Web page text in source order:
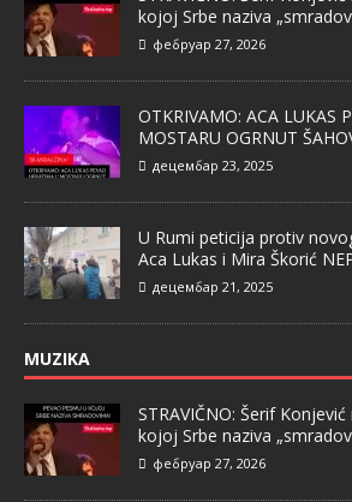
kojoj Srbe naziva
фебруар 27, 2026
OTKRIVAMO: ACA LUKAS
MOSTARU OGRNUT
децембар 23, 2025
U Rumi peticija protiv
Aca Lukas i Mira Škorić
децембар 21, 2025
MUZIKA
STRAVIČNO: Šerif
kojoj Srbe naziva
фебруар 27, 2026